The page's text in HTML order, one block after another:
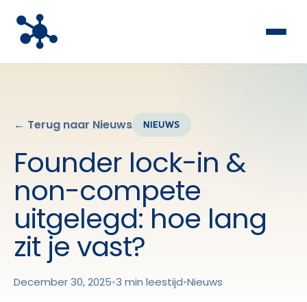
← Terug naar Nieuws NIEUWS
Founder lock-in &
non-compete
uitgelegd: hoe lang
zit je vast?
December 30, 2025•3 min leestijd•Nieuws